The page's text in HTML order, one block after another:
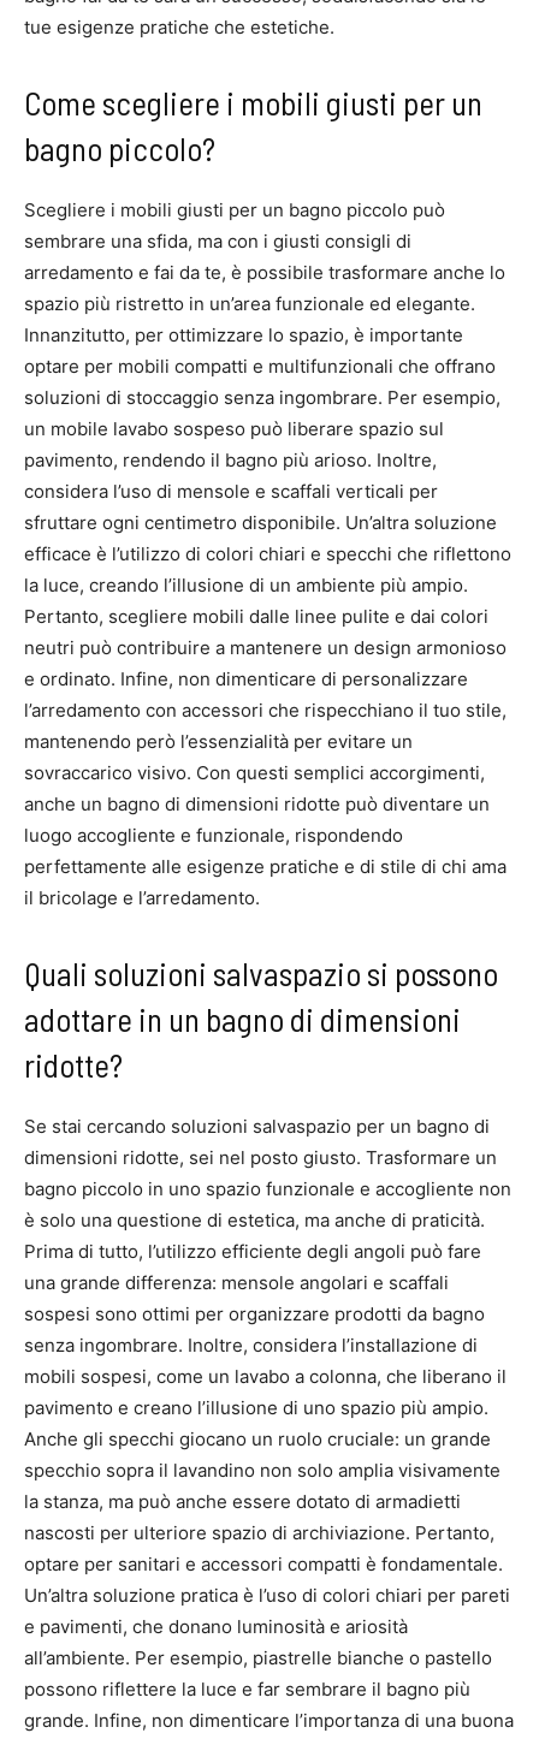
tue esigenze pratiche che estetiche.
Come scegliere i mobili giusti per un
bagno piccolo?
Scegliere i mobili giusti per un bagno piccolo può
sembrare una sfida, ma con i giusti consigli di
arredamento e fai da te, è possibile trasformare anche lo
spazio più ristretto in un’area funzionale ed elegante.
Innanzitutto, per ottimizzare lo spazio, è importante
optare per mobili compatti e multifunzionali che offrano
soluzioni di stoccaggio senza ingombrare. Per esempio,
un mobile lavabo sospeso può liberare spazio sul
pavimento, rendendo il bagno più arioso. Inoltre,
considera l’uso di mensole e scaffali verticali per
sfruttare ogni centimetro disponibile. Un’altra soluzione
efficace è l’utilizzo di colori chiari e specchi che riflettono
la luce, creando l’illusione di un ambiente più ampio.
Pertanto, scegliere mobili dalle linee pulite e dai colori
neutri può contribuire a mantenere un design armonioso
e ordinato. Infine, non dimenticare di personalizzare
l’arredamento con accessori che rispecchiano il tuo stile,
mantenendo però l’essenzialità per evitare un
sovraccarico visivo. Con questi semplici accorgimenti,
anche un bagno di dimensioni ridotte può diventare un
luogo accogliente e funzionale, rispondendo
perfettamente alle esigenze pratiche e di stile di chi ama
il bricolage e l’arredamento.
Quali soluzioni salvaspazio si possono
adottare in un bagno di dimensioni
ridotte?
Se stai cercando soluzioni salvaspazio per un bagno di
dimensioni ridotte, sei nel posto giusto. Trasformare un
bagno piccolo in uno spazio funzionale e accogliente non
è solo una questione di estetica, ma anche di praticità.
Prima di tutto, l’utilizzo efficiente degli angoli può fare
una grande differenza: mensole angolari e scaffali
sospesi sono ottimi per organizzare prodotti da bagno
senza ingombrare. Inoltre, considera l’installazione di
mobili sospesi, come un lavabo a colonna, che liberano il
pavimento e creano l’illusione di uno spazio più ampio.
Anche gli specchi giocano un ruolo cruciale: un grande
specchio sopra il lavandino non solo amplia visivamente
la stanza, ma può anche essere dotato di armadietti
nascosti per ulteriore spazio di archiviazione. Pertanto,
optare per sanitari e accessori compatti è fondamentale.
Un’altra soluzione pratica è l’uso di colori chiari per pareti
e pavimenti, che donano luminosità e ariosità
all’ambiente. Per esempio, piastrelle bianche o pastello
possono riflettere la luce e far sembrare il bagno più
grande. Infine, non dimenticare l’importanza di una buona